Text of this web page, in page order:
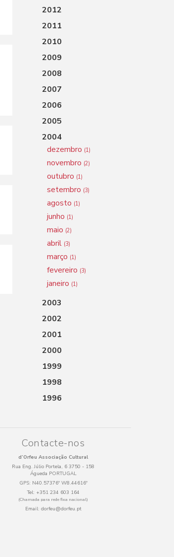
2012
2011
2010
2009
2008
2007
2006
2005
2004
dezembro (1)
novembro (2)
outubro (1)
setembro (3)
agosto (1)
junho (1)
maio (2)
abril (3)
março (1)
fevereiro (3)
janeiro (1)
2003
2002
2001
2000
1999
1998
1996
Contacte-nos
d’Orfeu Associação Cultural
Rua Eng. Júlio Portela, 6 3750 - 158
Águeda PORTUGAL
GPS: N40.57376º W8.44616º
Tel: +351 234 603 164
(Chamada para rede fixa nacional)
Email: dorfeu@dorfeu.pt